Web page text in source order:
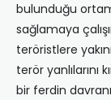
bulunduğu
sağlamaya
teröristlere
terör yanlılarını
bir ferdin